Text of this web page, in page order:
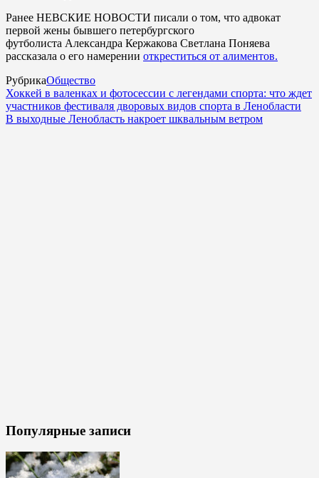
Ранее НЕВСКИЕ НОВОСТИ писали о том, что адвокат
первой жены бывшего петербургского
футболиста Александра Кержакова Светлана Поняева
рассказала о его намерении откреститься от алиментов.
РубрикаОбщество
Хоккей в валенках и фотосессии с легендами спорта: что ждет
участников фестиваля дворовых видов спорта в Ленобласти
В выходные Ленобласть накроет шквальным ветром
Популярные записи